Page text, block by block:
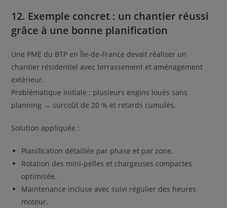
12. Exemple concret : un chantier réussi
grâce à une bonne planification
Une PME du BTP en Île-de-France devait réaliser un
chantier résidentiel avec terrassement et aménagement
extérieur.
Problématique initiale : plusieurs engins loués sans
planning → surcoût de 20 % et retards cumulés.
Solution appliquée :
Planification détaillée par phase et par zone.
Rotation des mini-pelles et chargeuses compactes
optimisée.
Maintenance incluse avec suivi régulier des heures
moteur.